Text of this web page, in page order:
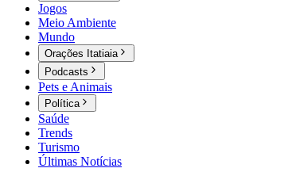
Jogos
Meio Ambiente
Mundo
Orações Itatiaia
Podcasts
Pets e Animais
Política
Saúde
Trends
Turismo
Últimas Notícias